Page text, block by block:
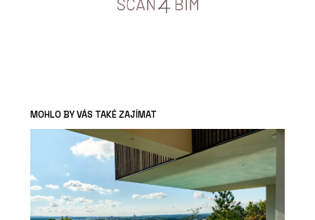
MOHLO BY VÁS TAKÉ ZAJÍMAT